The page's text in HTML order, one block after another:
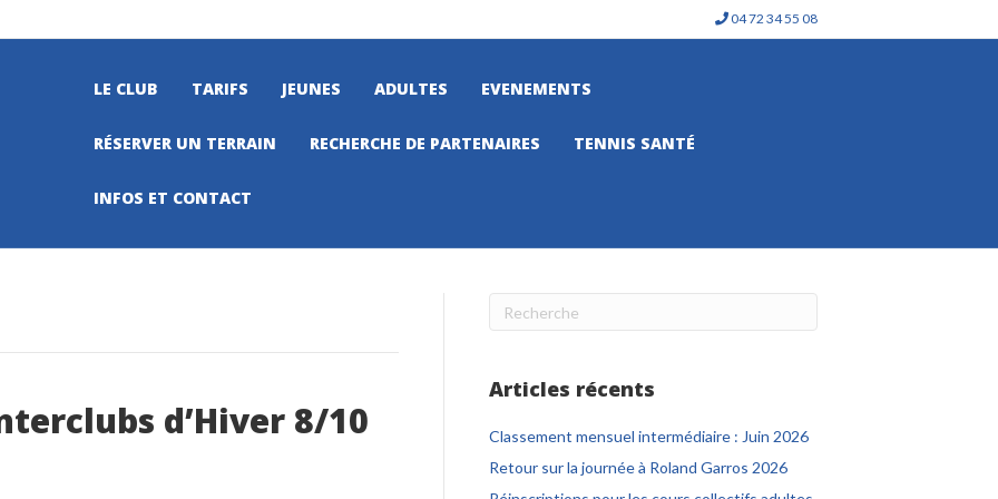
04 72 34 55 08
LE CLUB TARIFS JEUNES ADULTES EVENEMENTS
RÉSERVER UN TERRAIN RECHERCHE DE PARTENAIRES TENNIS SANTÉ
INFOS ET CONTACT
d’Hiver 8/10
Articles récents
Classement mensuel intermédiaire : Juin 2026
Retour sur la journée à Roland Garros 2026